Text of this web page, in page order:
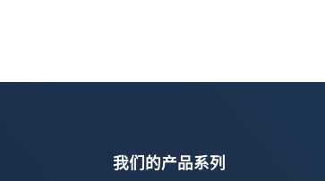
我们的产品系列